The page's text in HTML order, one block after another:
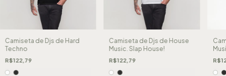
Camiseta de Djs de Hard
Techno
R$122,79
Camiseta de Djs de House
Music. Slap House!
R$122,79